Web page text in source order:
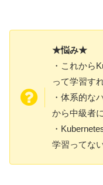
★悩み★
・これから
って学習す
・体系的な
から中級者
・
学習ってな